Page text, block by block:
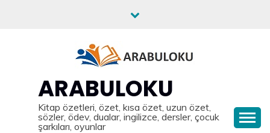
ARABULOKU
Kitap özetleri, özet, kısa özet, uzun özet,
sözler, ödev, dualar, ingilizce, dersler, çocuk
şarkıları, oyunlar